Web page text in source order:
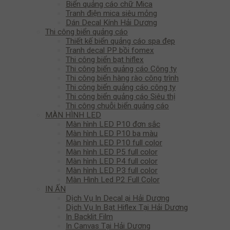
Biển quảng cáo chữ Mica
Tranh điện mica siêu mỏng
Dán Decal Kính Hải Dương
Thi công biển quảng cáo
Thiết kế biển quảng cáo spa đẹp
Tranh decal PP bồi fomex
Thi công biển bạt hiflex
Thi công biển quảng cáo Công ty
Thi công biển hàng rào công trình
Thi công biển quảng cáo công ty
Thi công biển quảng cáo Siêu thị
Thi công chuỗi biển quảng cáo
MÀN HÌNH LED
Màn hình LED P10 đơn sắc
Màn hình LED P10 ba màu
Màn hình LED P10 full color
Màn hình LED P5 full color
Màn hình LED P4 full color
Màn hình LED P3 full color
Màn Hình Led P2 Full Color
IN ẤN
Dịch Vụ In Decal ại Hải Dương
Dịch Vụ In Bạt Hiflex Tại Hải Dương
In Backlit Film
In Canvas Tại Hải Dương